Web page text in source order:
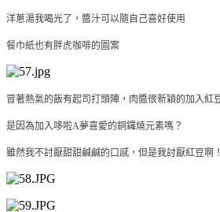
洋蔥湯我喝光了，醬汁可以隨自己喜好使用
餐巾紙也有胖虎咖啡的圖案
冒著熱氣的飯有起司打頭陣，肉醬很新穎的加入紅
是因為加入哆啦A夢喜愛的銅鑼燒元素嗎？
雖然我不討厭甜甜鹹鹹的口感，但是我討厭紅豆啊！